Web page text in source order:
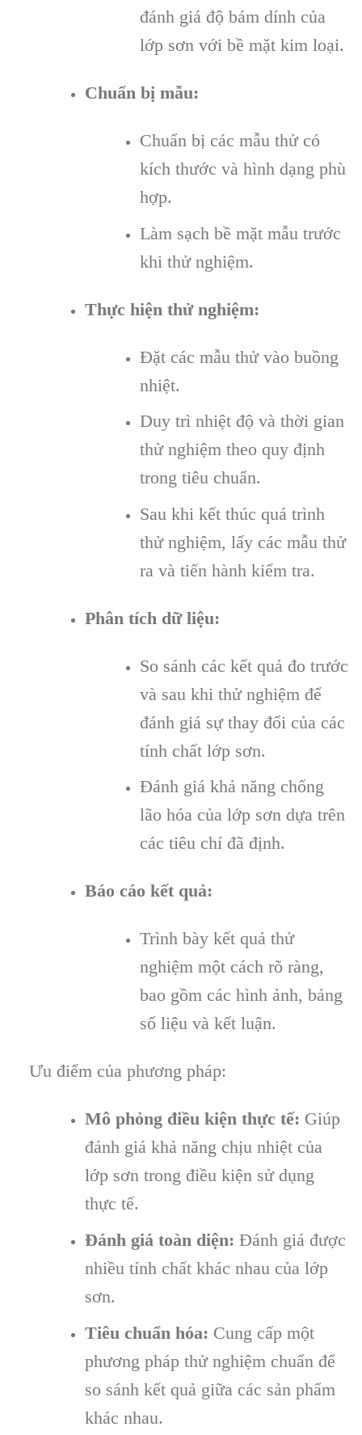
đánh giá độ bám dính của
lớp sơn với bề mặt kim loại.
Chuẩn bị mẫu:
Chuẩn bị các mẫu thử có
kích thước và hình dạng phù
hợp.
Làm sạch bề mặt mẫu trước
khi thử nghiệm.
Thực hiện thử nghiệm:
Đặt các mẫu thử vào buồng
nhiệt.
Duy trì nhiệt độ và thời gian
thử nghiệm theo quy định
trong tiêu chuẩn.
Sau khi kết thúc quá trình
thử nghiệm, lấy các mẫu thử
ra và tiến hành kiểm tra.
Phân tích dữ liệu:
So sánh các kết quả đo trước
và sau khi thử nghiệm để
đánh giá sự thay đổi của các
tính chất lớp sơn.
Đánh giá khả năng chống
lão hóa của lớp sơn dựa trên
các tiêu chí đã định.
Báo cáo kết quả:
Trình bày kết quả thử
nghiệm một cách rõ ràng,
bao gồm các hình ảnh, bảng
số liệu và kết luận.
Ưu điểm của phương pháp:
Mô phỏng điều kiện thực tế: Giúp
đánh giá khả năng chịu nhiệt của
lớp sơn trong điều kiện sử dụng
thực tế.
Đánh giá toàn diện: Đánh giá được
nhiều tính chất khác nhau của lớp
sơn.
Tiêu chuẩn hóa: Cung cấp một
phương pháp thử nghiệm chuẩn để
so sánh kết quả giữa các sản phẩm
khác nhau.